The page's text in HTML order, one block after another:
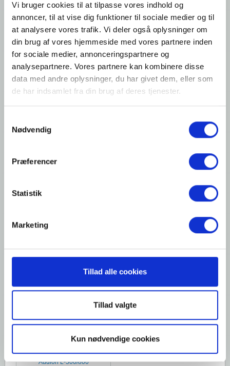
Vi bruger cookies til at tilpasse vores indhold og
annoncer, til at vise dig funktioner til sociale medier og til
at analysere vores trafik. Vi deler også oplysninger om
din brug af vores hjemmeside med vores partnere inden
for sociale medier, annonceringspartnere og
analysepartnere. Vores partnere kan kombinere disse
data med andre oplysninger, du har givet dem, eller som
de har indsamlet fra din brug af deres tjenester.
Nødvendig
Præferencer
Statistik
Marketing
Tillad alle cookies
Tillad valgte
Kun nødvendige cookies
TUNNEL 70 TUNNEL 50 Serien
Audion L-500/800